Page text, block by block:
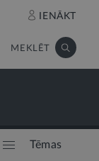
IENĀKT
MEKLĒT
Tēmas